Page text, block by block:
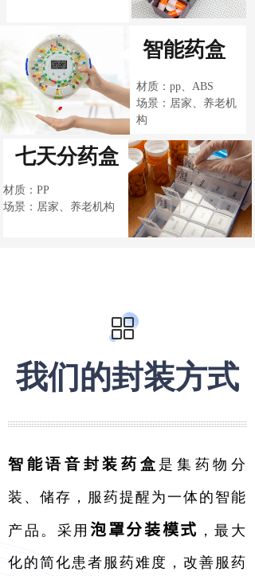
七天分药盒
材质：pp、ABS
场景：居家、养老机
构
智能药盒
材质：PP
场景：居家、养老机构
智能语音封装药盒 是集药物分
装、储存，服药提醒为一体的智能
产品。 采用泡罩分装模式 ，最大
化的简化患者服药难度，改善服药
我们的封装方式